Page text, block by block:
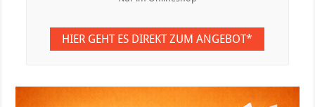
HIER GEHT ES DIREKT ZUM ANGEBOT*